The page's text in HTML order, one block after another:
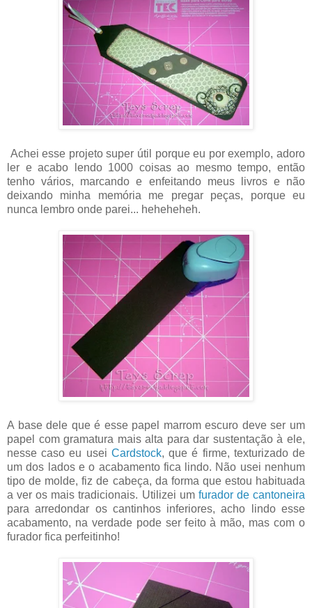
Achei esse projeto super útil porque eu por exemplo, adoro
ler e acabo lendo 1000 coisas ao mesmo tempo, então
tenho vários, marcando e enfeitando meus livros e não
deixando minha memória me pregar peças, porque eu
nunca lembro onde parei... heheheheh.
A base dele que é esse papel marrom escuro deve ser um
papel com gramatura mais alta para dar sustentação à ele,
nesse caso eu usei Cardstock, que é firme, texturizado de
um dos lados e o acabamento fica lindo. Não usei nenhum
tipo de molde, fiz de cabeça, da forma que estou habituada
a ver os mais tradicionais. Utilizei um furador de cantoneira
para arredondar os cantinhos inferiores, acho lindo esse
acabamento, na verdade pode ser feito à mão, mas com o
furador fica perfeitinho!